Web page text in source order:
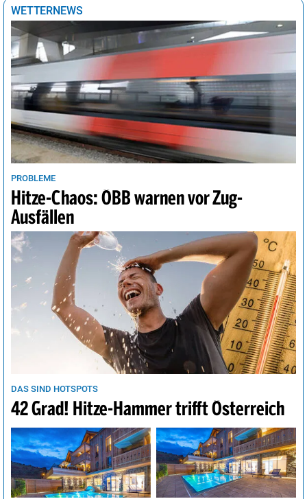
Tokio
Tunis 36° sonnig 3%
Vancouver 19° 4%
Wellington 10° sonnig 28%
Wien 34° Sprühregen 23%
WETTERNEWS
PROBLEME
Hitze-Chaos: ÖBB warnen vor Zug-
Ausfällen
DAS SIND HOTSPOTS
42 Grad! Hitze-Hammer trifft Österreich